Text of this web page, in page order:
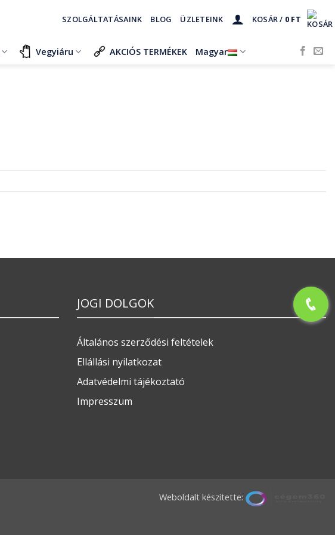
SZOLGÁLTATÁSAINK BLOG ÜZLETEINK KOSÁR / 0 FT
Vegyiáru AKCIÓS TERMÉKEK Magyar
JOGI DOLGOK
Általános szerződési feltételek
Ellállási nyilatkozat
Adatvédelmi tájékoztató
Impresszum
Weboldalt készítette: